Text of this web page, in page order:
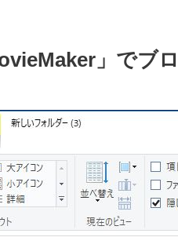
」でブ